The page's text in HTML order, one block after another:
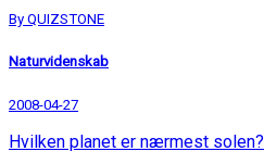
By QUIZSTONE
Naturvidenskab
2008-04-27
Hvilken planet er nærmest solen?